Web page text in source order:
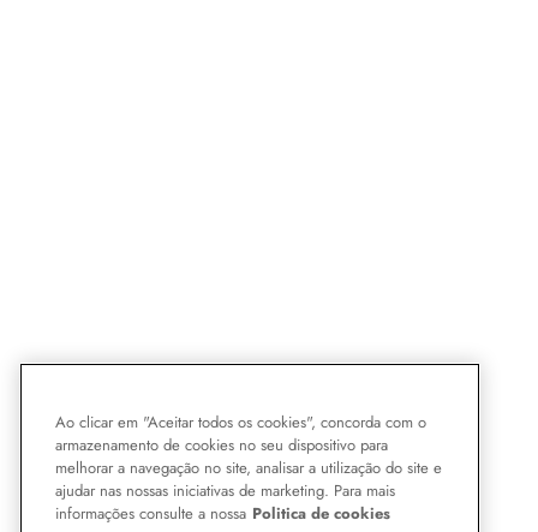
Ao clicar em "Aceitar todos os cookies", concorda com o
armazenamento de cookies no seu dispositivo para
melhorar a navegação no site, analisar a utilização do site e
ajudar nas nossas iniciativas de marketing. Para mais
informações consulte a nossa Politica de cookies